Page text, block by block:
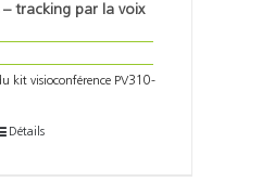
tracking par la voix
kit visioconférence PV310-
Détails